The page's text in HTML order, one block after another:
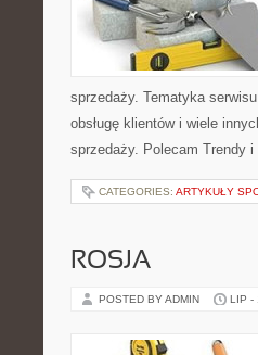
sprzedaży. Tematyka
obsługę klientów i wiele
sprzedaży. Polecam Trendy
CATEGORIES: ARTYKUŁY
ROSJA
POSTED BY ADMIN LIP -